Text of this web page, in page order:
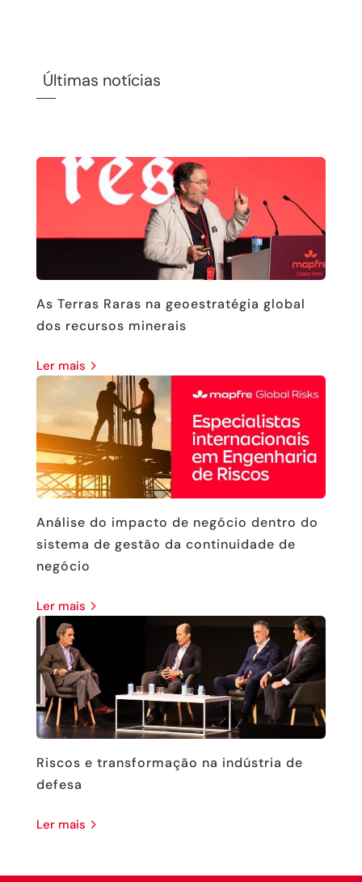
Últimas notícias
As Terras Raras na geoestratégia global
dos recursos minerais
ler mais
Análise do impacto de negócio dentro do
sistema de gestão da continuidade de
negócio
ler mais
Riscos e transformação na indústria de
defesa
ler mais